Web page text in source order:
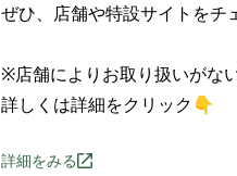
ぜひ、店舗や特設サイトを
※店舗によりお取り扱いがな
詳しくは詳細をクリック👇
詳細をみる